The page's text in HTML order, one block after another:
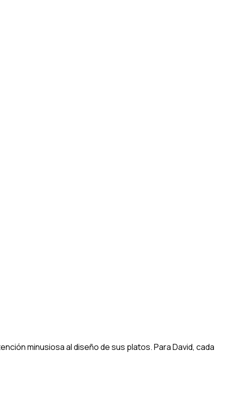
minusiosa al diseño de sus platos. Para David, cada